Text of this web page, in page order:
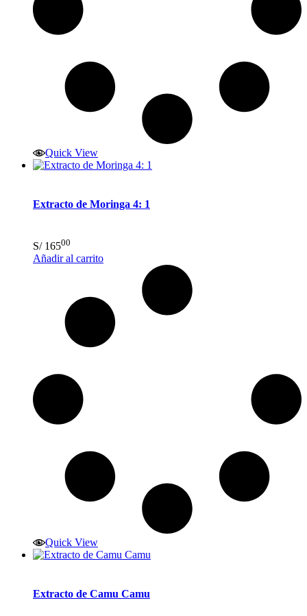
Quick View
Extracto de Moringa 4: 1
S/16500
Añadir al carrito
Quick View
Extracto de Camu Camu